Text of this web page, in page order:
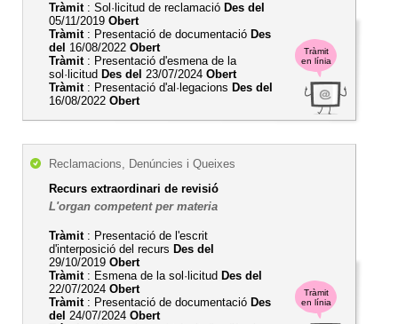
Tràmit
en línia
Tràmit: Sol·licitud de reclamació Des del
05/11/2019 Obert
Tràmit: Presentació de documentació Des
del 16/08/2022 Obert
Tràmit: Presentació d'esmena de la
sol·licitud Des del 23/07/2024 Obert
Tràmit: Presentació d'al·legacions Des del
16/08/2022 Obert
Tràmit
en línia
Reclamacions, Denúncies i Queixes
Recurs extraordinari de revisió
L'organ competent per materia
Tràmit: Presentació de l'escrit
d'interposició del recurs Des del
29/10/2019 Obert
Tràmit: Esmena de la sol·licitud Des del
22/07/2024 Obert
Tràmit: Presentació de documentació Des
del 24/07/2024 Obert